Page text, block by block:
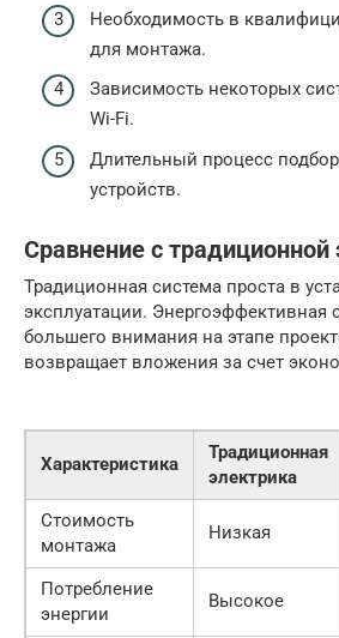
Необходимость в
для монтажа.
Зависимость некоторых
Wi-Fi.
Длительный процесс
устройств.
Сравнение с традиционной
Традиционная система проста в
эксплуатации. Энергоэффективная
большего внимания на этапе
возвращает вложения за счет
Характеристика
Традиционная
электрика
Стоимость
монтажа
Низкая
Потребление
энергии
Высокое